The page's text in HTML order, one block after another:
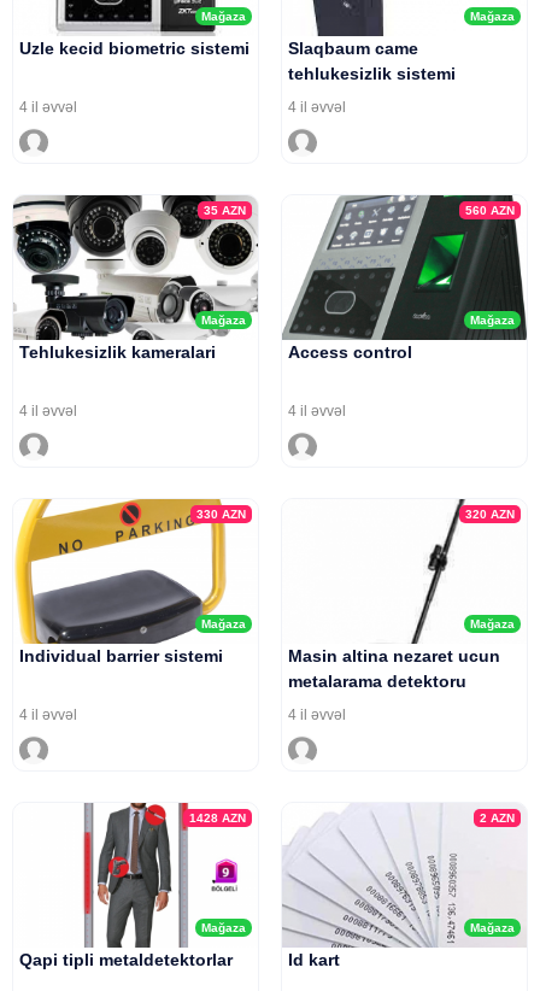
Mağaza
Uzle kecid biometric sistemi
4 il əvvəl
Mağaza
Slaqbaum came
tehlukesizlik sistemi
4 il əvvəl
Mağaza
35AZN
Tehlukesizlik kameralari
4 il əvvəl
Mağaza
560 AZN
Access control
4 il əvvəl
Mağaza
330AZN
Individual barrier sistemi
4 il əvvəl
Mağaza
320 AZN
Masin altina nezaret ucun
metalarama detektoru
4 il əvvəl
Mağaza
1428AZN
Qapi tipli metaldetektorlar
Mağaza
2 AZN
Id kart